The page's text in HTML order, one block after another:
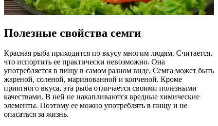
Полезные свойства семги
Красная рыба приходится по вкусу многим людям. Считается,
что испортить ее практически невозможно. Она
употребляется в пищу в самом разном виде. Семга может быть
жареной, соленой, маринованной и копченой. Кроме
приятного вкуса, эта рыба отличается своими полезными
качествами. В ней не накапливаются вредные химические
элементы. Поэтому ее можно употреблять в пищу и не
опасаться за жизнь.